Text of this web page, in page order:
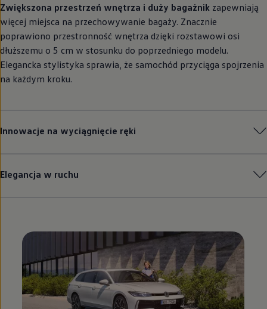
Zwiększona przestrzeń wnętrza i duży bagażnik zapewniają
więcej miejsca na przechowywanie bagaży. Znacznie
poprawiono przestronność wnętrza dzięki rozstawowi osi
dłuższemu o 5 cm w stosunku do poprzedniego modelu.
Elegancka stylistyka sprawia, że samochód przyciąga spojrzenia
na każdym kroku.
Innowacje na wyciągnięcie ręki
Elegancja w ruchu